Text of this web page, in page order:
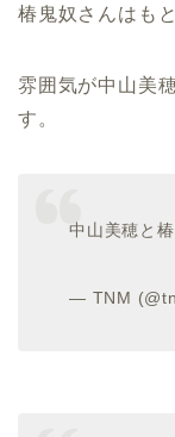
椿鬼奴さんはも
雰囲気が中山美
す。
中山美穂と
— TNM